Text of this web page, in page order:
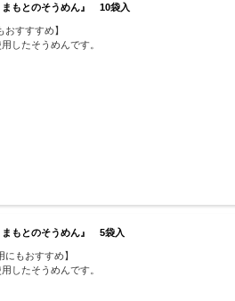
もとのそうめん』 10袋入
おすすすめ】
したそうめんです。
もとのそうめん』 5袋入
にもおすすめ】
したそうめんです。